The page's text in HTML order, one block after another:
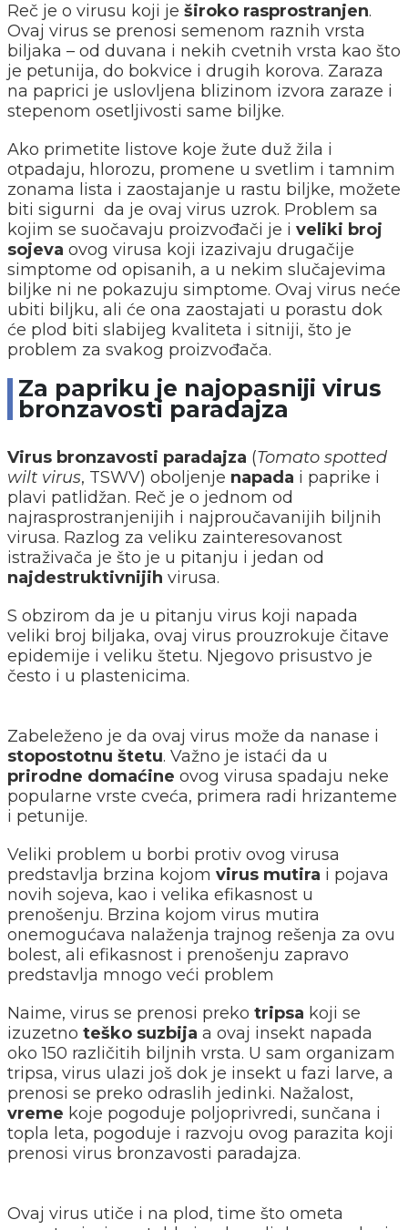
Reč je o virusu koji je široko rasprostranjen.
Ovaj virus se prenosi semenom raznih vrsta
biljaka – od duvana i nekih cvetnih vrsta kao što
je petunija, do bokvice i drugih korova. Zaraza
na paprici je uslovljena blizinom izvora zaraze i
stepenom osetljivosti same biljke.
Ako primetite listove koje žute duž žila i
otpadaju, hlorozu, promene u svetlim i tamnim
zonama lista i zaostajanje u rastu biljke, možete
biti sigurni da je ovaj virus uzrok. Problem sa
kojim se suočavaju proizvođači je i veliki broj
sojeva ovog virusa koji izazivaju drugačije
simptome od opisanih, a u nekim slučajevima
biljke ni ne pokazuju simptome. Ovaj virus neće
ubiti biljku, ali će ona zaostajati u porastu dok
će plod biti slabijeg kvaliteta i sitniji, što je
problem za svakog proizvođača.
Za papriku je najopasniji virus
bronzavosti paradajza
Virus bronzavosti paradajza (Tomato spotted
wilt virus, TSWV) oboljenje napada i paprike i
plavi patlidžan. Reč je o jednom od
najrasprostranjenijih i najproučavanijih biljnih
virusa. Razlog za veliku zainteresovanost
istraživača je što je u pitanju i jedan od
najdestruktivnijih virusa.
S obzirom da je u pitanju virus koji napada
veliki broj biljaka, ovaj virus prouzrokuje čitave
epidemije i veliku štetu. Njegovo prisustvo je
često i u plastenicima.
Zabeleženo je da ovaj virus može da nanase i
stopostotnu štetu. Važno je istaći da u
prirodne domaćine ovog virusa spadaju neke
popularne vrste cveća, primera radi hrizanteme
i petunije.
Veliki problem u borbi protiv ovog virusa
predstavlja brzina kojom virus mutira i pojava
novih sojeva, kao i velika efikasnost u
prenošenju. Brzina kojom virus mutira
onemogućava nalaženja trajnog rešenja za ovu
bolest, ali efikasnost i prenošenju zapravo
predstavlja mnogo veći problem
Naime, virus se prenosi preko tripsa koji se
izuzetno teško suzbija a ovaj insekt napada
oko 150 različitih biljnih vrsta. U sam organizam
tripsa, virus ulazi još dok je insekt u fazi larve, a
prenosi se preko odraslih jedinki. Nažalost,
vreme koje pogoduje poljoprivredi, sunčana i
topla leta, pogoduje i razvoju ovog parazita koji
prenosi virus bronzavosti paradajza.
Ovaj virus utiče i na plod, time što ometa